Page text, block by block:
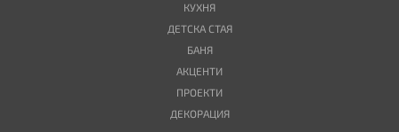
КУХНЯ
ДЕТСКА СТАЯ
БАНЯ
АКЦЕНТИ
ПРОЕКТИ
ДЕКОРАЦИЯ